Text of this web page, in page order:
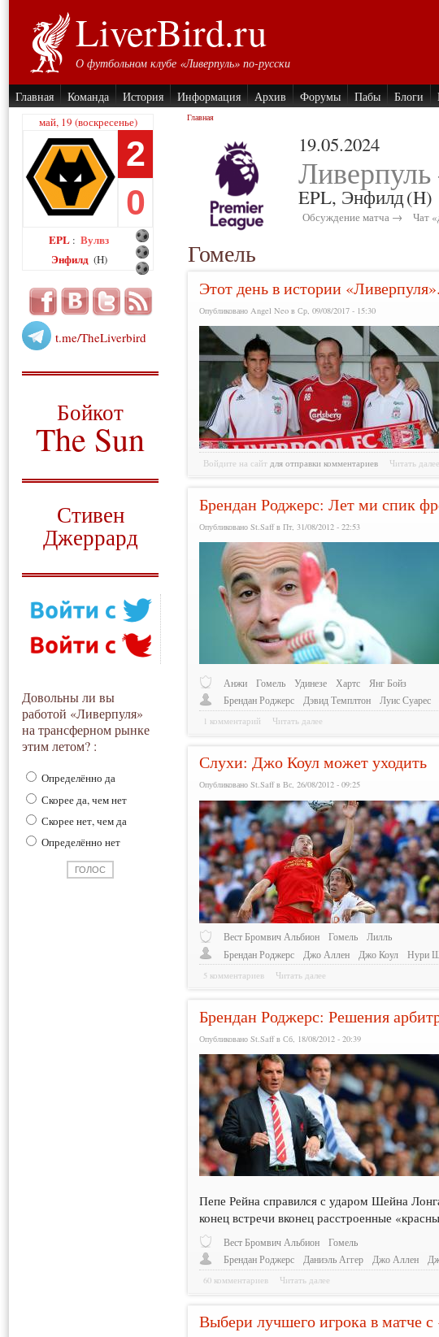
LiverBird.ru
О футбольном клубе «Ливерпуль» по-русски
Главная Команда История Информация Архив Форумы Пабы Блоги
май, 19 (воскресенье)
2
0
EPL : Вулвз
Энфилд (H)
t.me/TheLiverbird
Бойкот
The Sun
Стивен
Джеррард
Довольны ли вы
работой «Ливерпуля»
на трансферном рынке
этим летом? :
Определённо да
Скорее да, чем нет
Скорее нет, чем да
Определённо нет
Главная
19.05.2024
EPL, Энфилд(H)
Обсуждение матча → Чат
Гомель
Этот день в истории
Опубликовано Angel Neo в Ср, 09/08/2017 - 15:30
Войдите на сайт для отправки комментариев Читать далее
Брендан Роджерс: Лет ми спик
Опубликовано St.Saff в Пт, 31/08/2012 - 22:53
Анжи Гомель Удинезе Хартс
Янг Бойз
Брендан Роджерс
Дэвид Темплтон Луис Суарес
1 комментарий Читать далее
Слухи: Джо Коул может уходить
Опубликовано St.Saff в Вс, 26/08/2012 - 09:25
Вест Бромвич Альбион Гомель
Лилль
Брендан Роджерс
Джо Аллен Джо Коул Нури
5 комментариев Читать далее
Брендан Роджерс: Решения
Опубликовано St.Saff в Сб, 18/08/2012 - 20:39
Пепе Рейна справился с ударом Шейна
конец встречи вконец расстроенные
Вест Бромвич Альбион
Гомель
Брендан Роджерс
Даниэль Аггер Джо Аллен
60 комментариев Читать далее
Выбери лучшего игрока в матче